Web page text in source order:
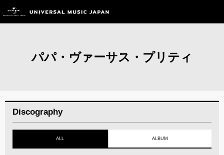
パパ・ヴァーサス・プリティ
Discography
ALL ALBUM